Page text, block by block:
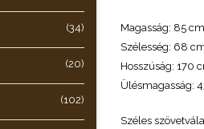
Magasság: 85 cm
Szélesség: 68
Hosszúság: 170
Ülésmagasság:
Széles
(34)
(20)
(102)